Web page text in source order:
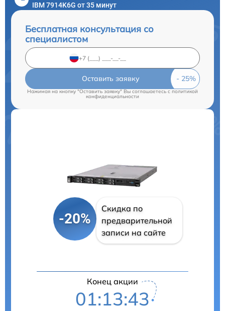
IBM 7914K6G от 35 минут
Бесплатная консультация со
специалистом
Оставить заявку
Нажимая на кнопку "Оставить заявку" Вы соглашаетесь c политикой
конфиденциальности
-20%
Скидка по
предварительной
записи на сайте
Конец акции
01:13:42